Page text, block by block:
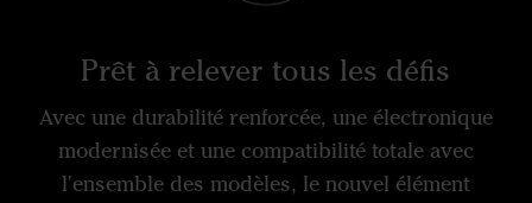
Prêt à relever tous les défis
Avec une durabilité renforcée, une électronique
modernisée et une compatibilité totale avec
l'ensemble des modèles, le nouvel élément